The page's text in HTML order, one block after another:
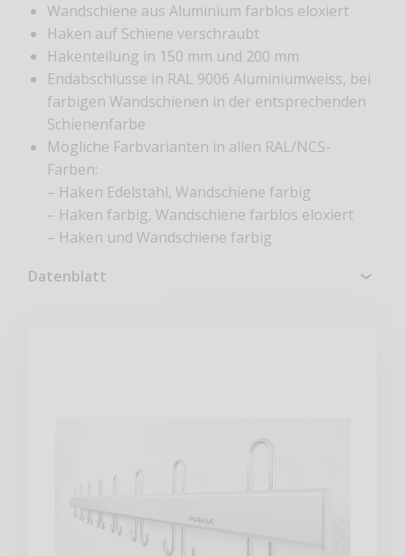
Wandschiene aus Aluminium farblos eloxiert
Haken auf Schiene verschraubt
Hakenteilung in 150 mm und 200 mm
Endabschlüsse in RAL 9006 Aluminiumweiss, bei
farbigen Wandschienen in der entsprechenden
Schienenfarbe
Mögliche Farbvarianten in allen RAL/NCS-
Farben:
– Haken Edelstahl, Wandschiene farbig
– Haken farbig, Wandschiene farblos eloxiert
– Haken und Wandschiene farbig
Datenblatt